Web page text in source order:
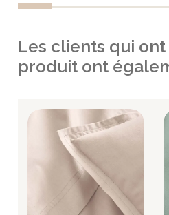
Les clients qui
produit ont